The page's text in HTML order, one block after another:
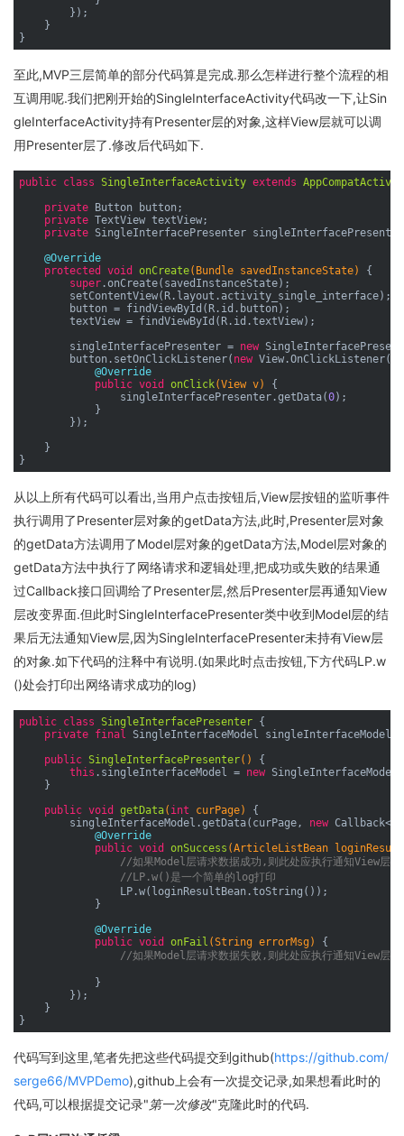
        });
    }
至此,MVP三层简单的部分代码算是完成.那么怎样进行整个流程的相
互调用呢.我们把刚开始的SingleInterfaceActivity代码改一下,让Sin
gleInterfaceActivity持有Presenter层的对象,这样View层就可以调
用Presenter层了.修改后代码如下.
public class SingleInterfaceActivity extends
private Button button;
private TextView textView;
private SingleInterfacePresenter
@Override
protected
void onCreate(Bundle savedInstanceState)
{
super .onCreate(savedInstanceState);
        setContentView(R.layout.activity_single_interface);
        button = findViewById(R.id.button);
        textView = findViewById(R.id.textView);
        singleInterfacePresenter =
new
        button.setOnClickListener(
new View.OnClickListener()
@Override
public void onClick(View v)
{
                singleInterfacePresenter.getData(
0);
            }
        });
    }
从以上所有代码可以看出,当用户点击按钮后,View层按钮的监听事件
执行调用了Presenter层对象的getData方法,此时,Presenter层对象
的getData方法调用了Model层对象的getData方法,Model层对象的
getData方法中执行了网络请求和逻辑处理,把成功或失败的结果通
过Callback接口回调给了Presenter层,然后Presenter层再通知View
层改变界面.但此时SingleInterfacePresenter类中收到Model层的结
果后无法通知View层,因为SingleInterfacePresenter未持有View层
的对象.如下代码的注释中有说明.(如果此时点击按钮,下方代码LP.w
()处会打印出网络请求成功的log)
public class SingleInterfacePresenter {
private final SingleInterfaceModel singleInterfaceModel;
public SingleInterfacePresenter()
{
this .singleInterfaceModel = new
    }
public void getData( int curPage)
{
        singleInterfaceModel.getData(curPage,
new
@Override
public void onSuccess (ArticleListBean
//如果Model层请求数据成功,则此处应执行通知View层的
//LP.w()是一个简单的log打印
                LP.w(loginResultBean.toString());
            }
@Override
public void onFail (String errorMsg)
{
//如果Model层请求数据失败,则此处应执行通知View层的
            }
        });
    }
代码写到这里,笔者先把这些代码提交到github(https://github.com/
serge66/MVPDemo),github上会有一次提交记录,如果想看此时的
代码,可以根据提交记录"第一次修改"克隆此时的代码.